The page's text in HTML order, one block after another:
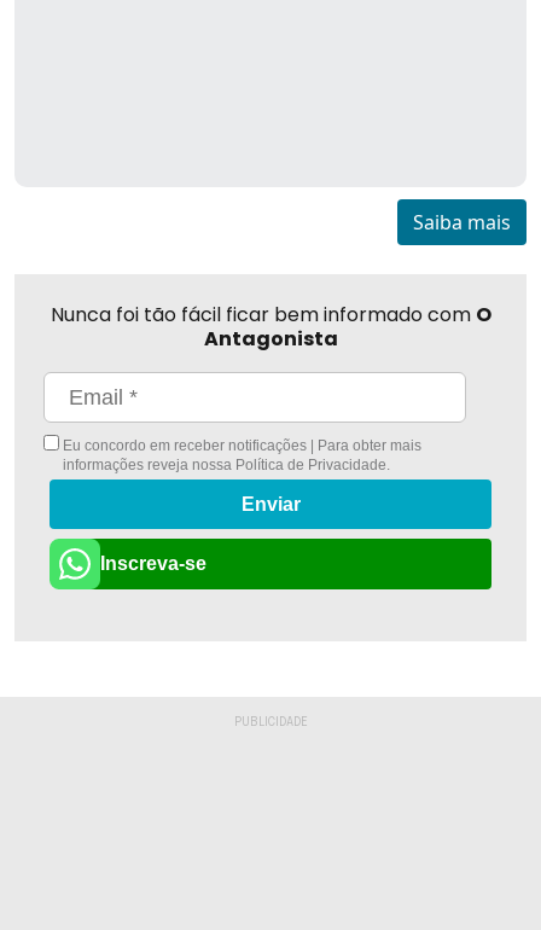
Saiba mais
Nunca foi tão fácil ficar bem informado com O
Antagonista
Eu concordo em receber notificações | Para obter mais
informações reveja nossa Política de Privacidade.
Enviar
Inscreva-se